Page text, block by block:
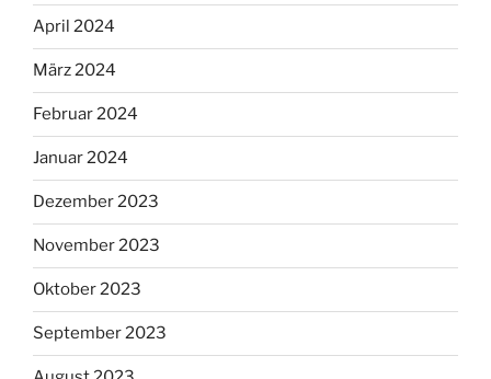
April 2024
März 2024
Februar 2024
Januar 2024
Dezember 2023
November 2023
Oktober 2023
September 2023